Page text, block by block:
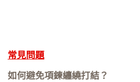
常見問題
如何避免項鍊纏繞打結？